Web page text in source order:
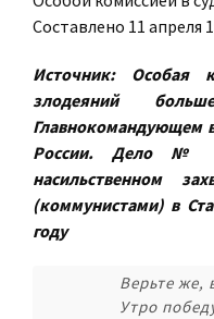
Составлено 11 апреля
Источник: Особая
злодеяний
Главнокомандующем
России. Дело №
насильственном
(коммунистами) в
году
Верьте же,
Утро